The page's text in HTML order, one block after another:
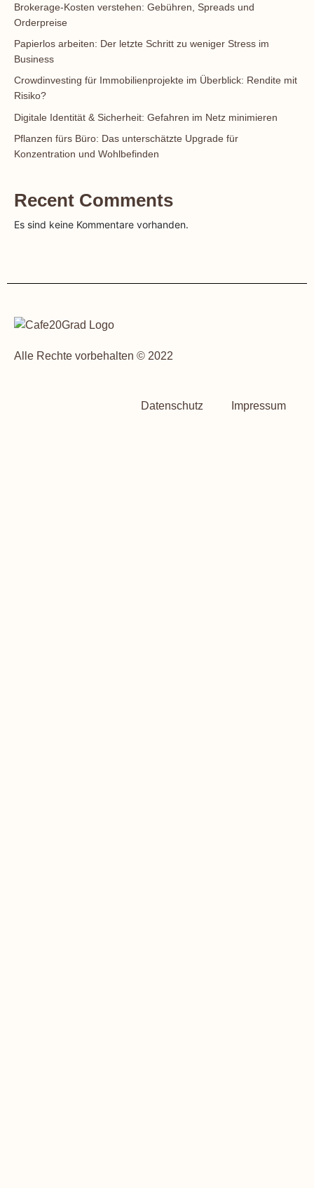
Brokerage-Kosten verstehen: Gebühren, Spreads und
Orderpreise
Papierlos arbeiten: Der letzte Schritt zu weniger Stress im
Business
Crowdinvesting für Immobilienprojekte im Überblick: Rendite mit
Risiko?
Digitale Identität & Sicherheit: Gefahren im Netz minimieren
Pflanzen fürs Büro: Das unterschätzte Upgrade für
Konzentration und Wohlbefinden
Recent Comments
Es sind keine Kommentare vorhanden.
Alle Rechte vorbehalten © 2022
Datenschutz Impressum